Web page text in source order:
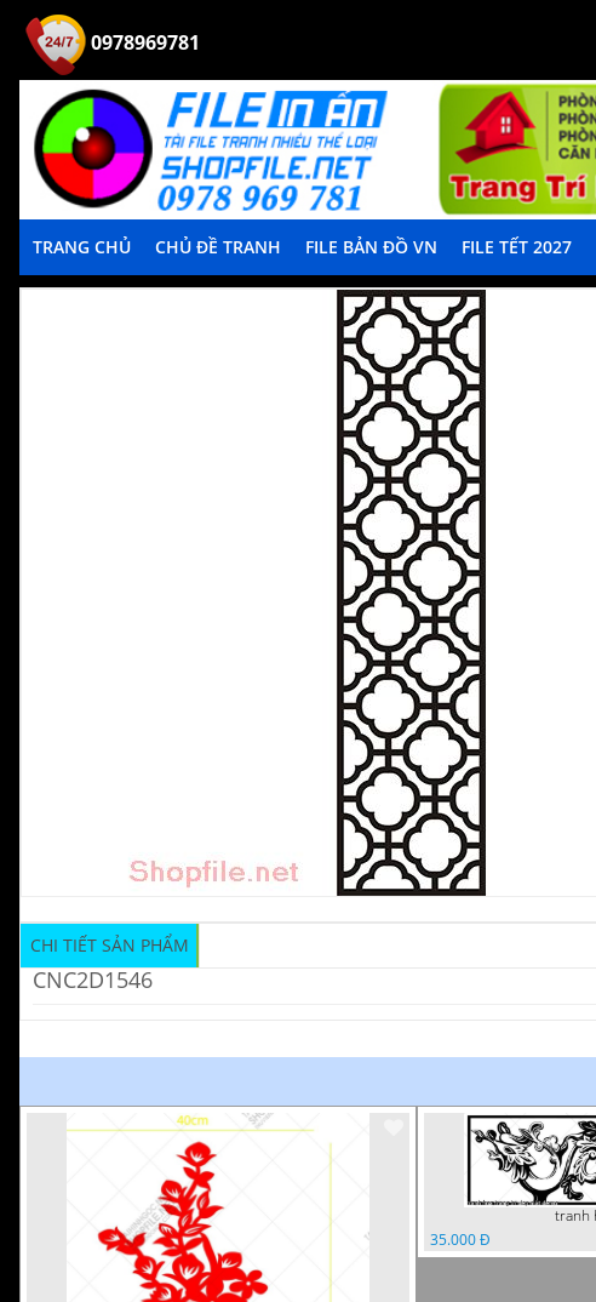
0978969781
TRANG CHỦ CHỦ ĐỀ TRANH FILE BẢN ĐỒ VN FILE TẾT 2027
CHI TIẾT SẢN PHẨM
CNC2D1546
35.000 Đ